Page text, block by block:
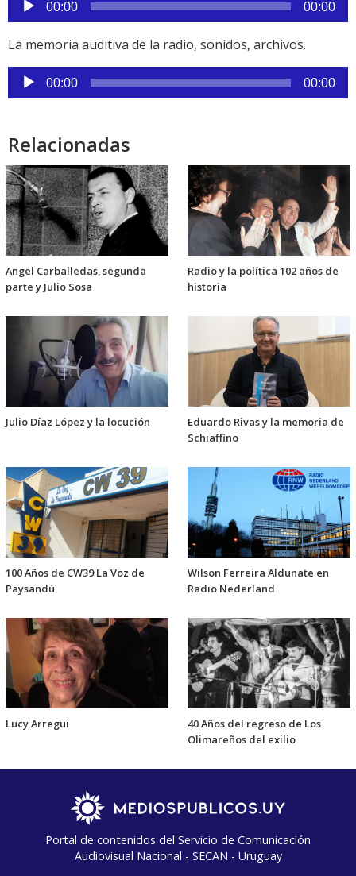
de
audio
00:00 00:00
La memoria auditiva de la radio, sonidos, archivos.
Reproductor
de
00:00 00:00
Relacionadas
Angel Carballedas, segunda
parte y Julio Sosa
Radio y la política 102 años de
historia
Julio Díaz López y la locución
Eduardo Rivas y la memoria de
Schiaffino
100 Años de CW39 La Voz de
Paysandú
Wilson Ferreira Aldunate en
Radio Nederland
Lucy Arregui
40 Años del regreso de Los
Olimareños del exilio
Portal de contenidos del Servicio de Comunicación
Audiovisual Nacional - SECAN - Uruguay